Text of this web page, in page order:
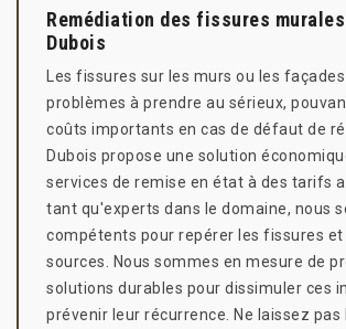
Remédiation des fissures
Dubois
Les fissures sur les murs ou les
problèmes à prendre au sérieux,
coûts importants en cas de défaut de
Dubois propose une solution
services de remise en état à des tarifs
tant qu'experts dans le domaine, nous
compétents pour repérer les fissures
sources. Nous sommes en mesure de
solutions durables pour dissimuler ces
prévenir leur récurrence. Ne laissez pas